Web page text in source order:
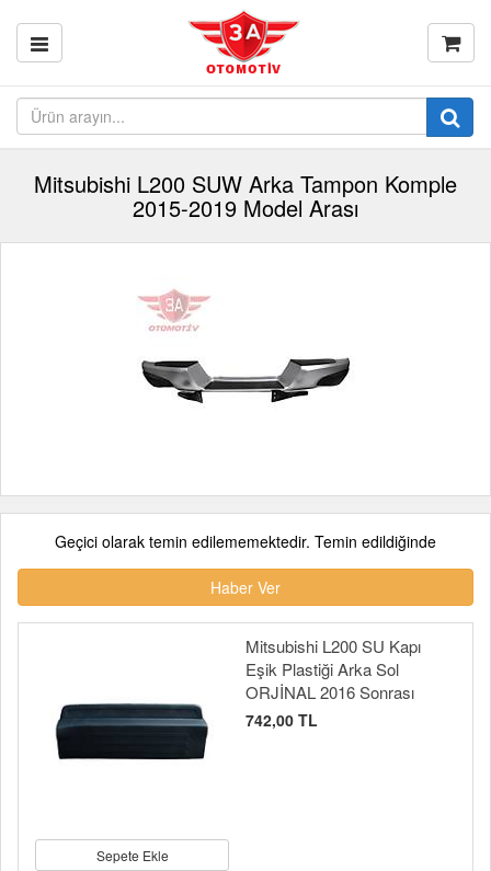
Mitsubishi L200 SUW Arka Tampon Komple
2015-2019 Model Arası
Geçici olarak temin edilememektedir. Temin edildiğinde
Haber Ver
Sepete Ekle
Mitsubishi L200 SU Kapı
Eşik Plastiği Arka Sol
ORJİNAL 2016 Sonrası
742,00 TL